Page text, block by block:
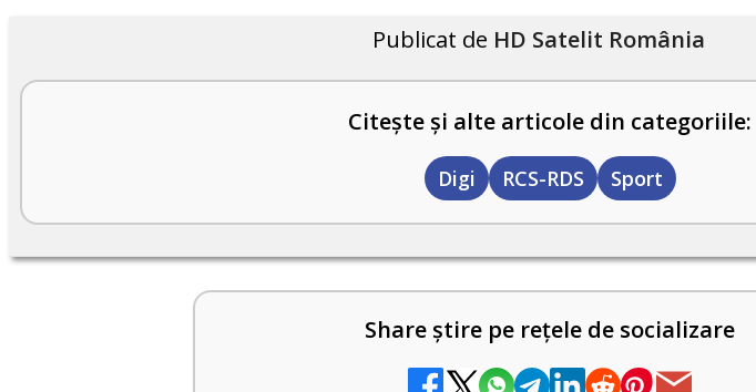
Publicat de HD Satelit România
Citește și alte articole din categoriile:
Digi RCS-RDS Sport
Share știre pe rețele de socializare